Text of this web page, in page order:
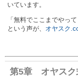
いています。
「無料でここまでやっ
という声が、 オヤスク
第5章 オヤスク